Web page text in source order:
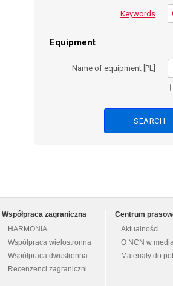
Keywords
Equipment
Name of equipment [PL]
Współpraca zagraniczna
HARMONIA
Współpraca wielostronna
Współpraca dwustronna
Recenzenci zagraniczni
Centrum
Aktualności
O NCN w
Materiały do